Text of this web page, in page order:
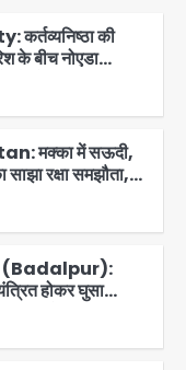
की
के बीच नोएडा
सेक्टर 105
मक्का में सऊदी,
रक्षा समझौता,
(Badalpur):
होकर घुसा
की मौत